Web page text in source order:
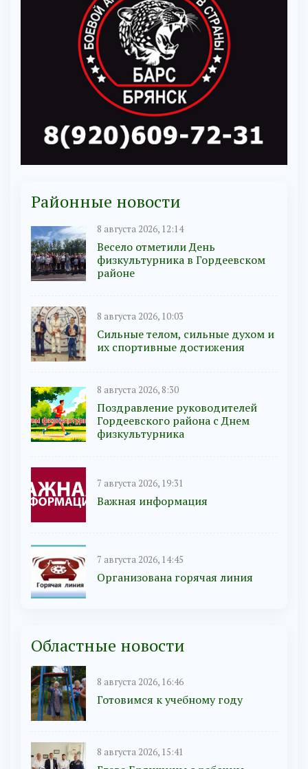
Районные новости
8 августа 2026, 12:14
Весело отметили День
физкультурника в Гордеевском
районе
8 августа 2026, 10:03
Сильные телом, сильные духом и
их спортивные достижения
8 августа 2026, 8:30
Поздравление руководителей
Гордеевского района с Днем
физкультурника
7 августа 2026, 19:31
Важная информация
7 августа 2026, 14:45
Организована горячая линия
Областные новости
8 августа 2026, 16:46
Готовимся к учебному году
8 августа 2026, 15:41